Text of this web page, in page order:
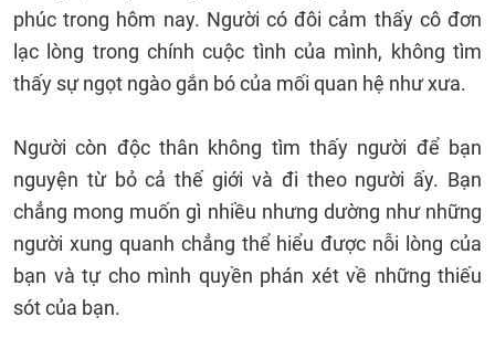
phúc trong hôm nay. Người có đôi cảm thấy cô đơn
lạc lòng trong chính cuộc tình của mình, không tìm
thấy sự ngọt ngào gắn bó của mối quan hệ như xưa.
Người còn độc thân không tìm thấy người để bạn
nguyện từ bỏ cả thế giới và đi theo người ấy. Bạn
chẳng mong muốn gì nhiều nhưng dường như những
người xung quanh chẳng thể hiểu được nỗi lòng của
bạn và tự cho mình quyền phán xét về những thiếu
sót của bạn.